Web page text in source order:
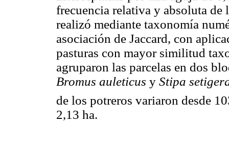
frecuencia relativa y absoluta de
realizó mediante taxonomía
asociación de Jaccard, con
pasturas con mayor similitud
agruparon las parcelas en dos
Bromus auleticus y Stipa
de los potreros variaron desde
2,13 ha.